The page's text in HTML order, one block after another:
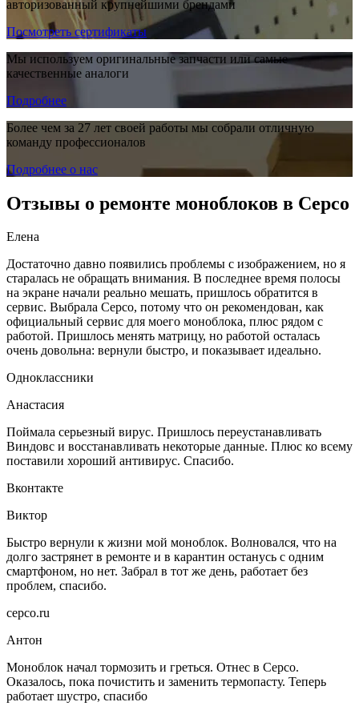
авторизованный крупнейшими брендами
Посмотреть сертификаты
Мы используем оригинальные запчасти или самые
качественные аналоги
Подробнее
Более чем за 27 лет своей работы мы собрали отличную
команду профессионалов
Подробнее о нас
Отзывы о ремонте моноблоков в Серсо
Елена
Достаточно давно появились проблемы с изображением, но я
старалась не обращать внимания. В последнее время полосы
на экране начали реально мешать, пришлось обратится в
сервис. Выбрала Серсо, потому что он рекомендован, как
официальный сервис для моего моноблока, плюс рядом с
работой. Пришлось менять матрицу, но работой осталась
очень довольна: вернули быстро, и показывает идеально.
Одноклассники
Анастасия
Поймала серьезный вирус. Пришлось переустанавливать
Виндовс и восстанавливать некоторые данные. Плюс ко всему
поставили хороший антивирус. Спасибо.
Вконтакте
Виктор
Быстро вернули к жизни мой моноблок. Волновался, что на
долго застрянет в ремонте и в карантин останусь с одним
смартфоном, но нет. Забрал в тот же день, работает без
проблем, спасибо.
серсо.ru
Антон
Моноблок начал тормозить и греться. Отнес в Серсо.
Оказалось, пока почистить и заменить термопасту. Теперь
работает шустро, спасибо